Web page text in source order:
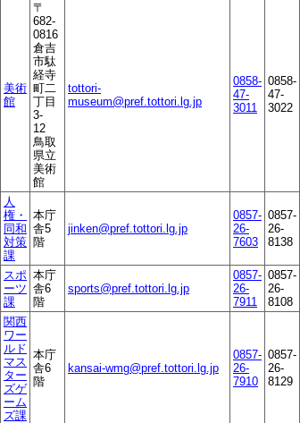
美術
館
〒
682-
0816
倉吉
市駄
経寺
町二
丁目
3-
12
鳥取
県立
美術
館
tottori-
museum@pref.tottori.lg.jp
0858-
47-
3011
0858-
47-
3022
人
権・
同和
対策
課
本庁
舎5
階
jinken@pref.tottori.lg.jp
0857-
26-
7603
0857-
26-
8138
スポ
ーツ
課
本庁
舎6
階
sports@pref.tottori.lg.jp
0857-
26-
7911
0857-
26-
8108
関西
ワー
ルド
マス
ター
ズゲ
ーム
ズ課
本庁
舎6
階
kansai-wmg@pref.tottori.lg.jp
0857-
26-
7910
0857-
26-
8129